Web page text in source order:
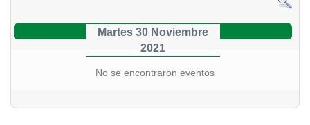
Martes 30 Noviembre
2021
No se encontraron eventos